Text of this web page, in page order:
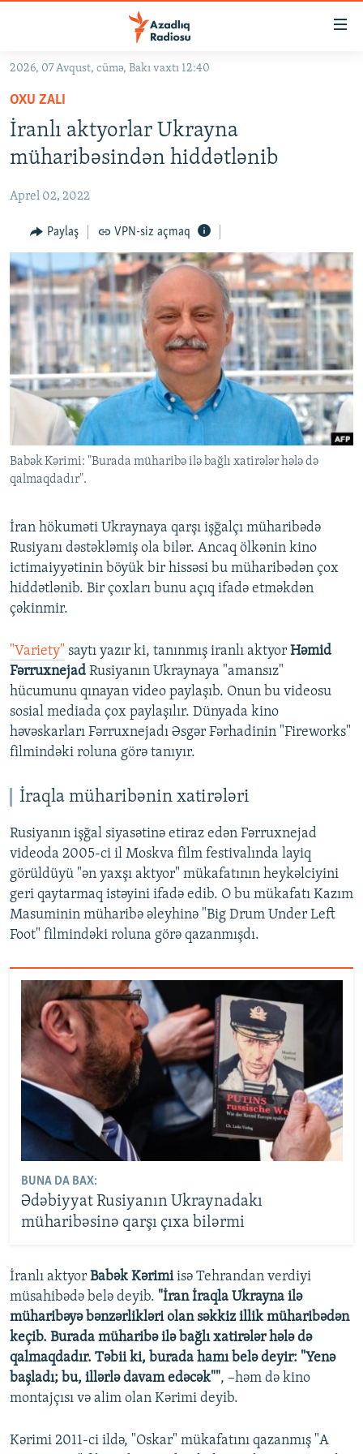
Əsas
qayıt
Əsas
naviqasiyaya
qayıt
Axtarışa
keç
#İZAHLA
KORRUPSIOMETR
FƏRQƏ BAX
QANUNI DOĞRU
ARAŞDIRMA
MULTIMEDIA
VIDEO
FOTOQALEREYA
İNFOQRAFIKA
KARIKATURA
RADIO ARXIV
OXU ZALI
AZƏRBAYCAN ƏDƏBIYYATI KITABXANASI
İSLAM VƏ DEMOKRATIYA
İZ - MƏDƏNIYYƏT PROQRAMI
HAQQIMIZDA
MISSIYAMIZ
PEŞƏ ETIKASI VƏ JURNALISTIKA STANDARTLARIMIZ
MATERIALLARIMIZDAN ISTIFADƏ
AZADLIQRADIOSU MOBIL TELEFONUNUZDA
XƏBƏR BÜLLETENLƏRIMIZ
BIZI IZLƏ
RFE/RL-in bütün saytları
2026, 07 Avqust, cümə, Bakı vaxtı 12:40
OXU ZALI
İranlı aktyorlar Ukrayna
müharibəsindən hiddətlənib
Aprel 02, 2022
Paylaş VPN-siz açmaq
Babək Kərimi: "Burada müharibə ilə bağlı xatirələr hələ də
qalmaqdadır".
İran hökuməti Ukraynaya qarşı işğalçı müharibədə
Rusiyanı dəstəkləmiş ola bilər. Ancaq ölkənin kino
ictimaiyyətinin böyük bir hissəsi bu müharibədən çox
hiddətlənib. Bir çoxları bunu açıq ifadə etməkdən
çəkinmir.
"Variety" saytı yazır ki, tanınmış iranlı aktyor Həmid
Fərruxnejad Rusiyanın Ukraynaya "amansız"
hücumunu qınayan video paylaşıb. Onun bu videosu
sosial mediada çox paylaşılır. Dünyada kino
həvəskarları Fərruxnejadı Əsgər Fərhadinin "Fireworks"
filmindəki roluna görə tanıyır.
İraqla müharibənin xatirələri
Rusiyanın işğal siyasətinə etiraz edən Fərruxnejad
videoda 2005-ci il Moskva film festivalında layiq
görüldüyü "ən yaxşı aktyor" mükafatının heykəlciyini
geri qaytarmaq istəyini ifadə edib. O bu mükafatı Kazım
Masuminin müharibə əleyhinə "Big Drum Under Left
Foot" filmindəki roluna görə qazanmışdı.
BUNA DA BAX:
Ədəbiyyat Rusiyanın Ukraynadakı
müharibəsinə qarşı çıxa bilərmi
İranlı aktyor Babək Kərimiisə Tehrandan verdiyi
müsahibədə belə deyib. "İran İraqla Ukrayna ilə
müharibəyə bənzərlikləri olan səkkiz illik müharibədən
keçib. Burada müharibə ilə bağlı xatirələr hələ də
qalmaqdadır. Təbii ki, burada hamı belə deyir: "Yenə
başladı; bu, illərlə davam edəcək"", –həm də kino
montajçısı və alim olan Kərimi deyib.
Kərimi 2011-ci ildə, "Oskar" mükafatını qazanmış "A